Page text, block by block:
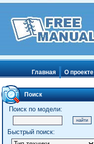
Главная О проекте
Поиск
Поиск по модели:
Быстрый поиск: